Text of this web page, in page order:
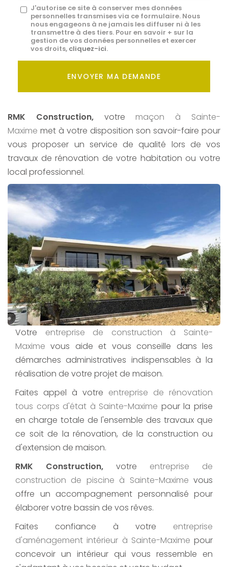
Message
J'autorise ce site à conserver mes données
personnelles transmises via ce formulaire. Nous
nous engageons à ne jamais les diffuser ni à les
transmettre à des tiers. Pour en savoir + sur la
gestion de vos données personnelles et exercer
vos droits, cliquez-ici.
Acceptation
ENVOYER MA DEMANDE
RMK Construction, votre maçon à Sainte-
Maxime met à votre disposition son savoir-faire pour
vous proposer un service de qualité lors de vos
travaux de rénovation de votre habitation ou votre
local professionnel.
Votre entreprise de construction à Sainte-
Maxime vous aide et vous conseille dans les
démarches administratives indispensables à la
réalisation de votre projet de maison.
Faites appel à votre entreprise de rénovation
tous corps d'état à Sainte-Maxime pour la prise
en charge totale de l'ensemble des travaux que
ce soit de la rénovation, de la construction ou
d'extension de maison.
RMK Construction, votre entreprise de
construction de piscine à Sainte-Maxime vous
offre un accompagnement personnalisé pour
élaborer votre bassin de vos rêves.
Faites confiance à votre entreprise
d'aménagement intérieur à Sainte-Maxime pour
concevoir un intérieur qui vous ressemble en